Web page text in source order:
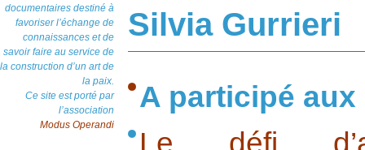
documentaires destiné à
favoriser l’échange de
connaissances et de
savoir faire au service de
la construction d’un art de
la paix.
Ce site est porté par
l’association
Modus Operandi
Silvia Gurrieri
A participé
Le défi